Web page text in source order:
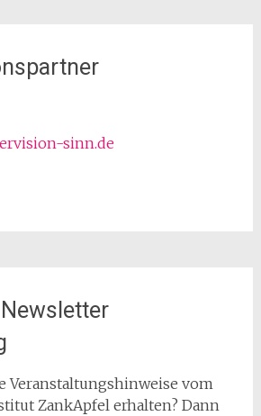
sinn.de
Veranstaltungshinweise vom
ZankApfel erhalten? Dann